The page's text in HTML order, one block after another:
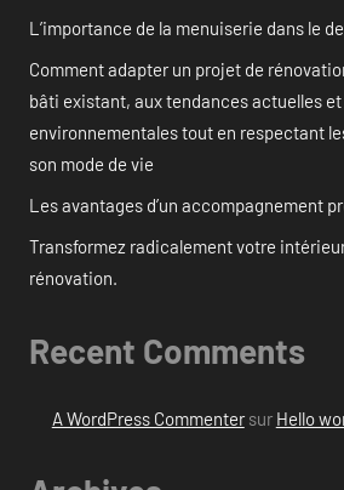
L’importance de la menuiserie dans le
Comment adapter un projet de
bâti existant, aux tendances actuelles
environnementales tout en respectant
son mode de vie
Les avantages d’un accompagnement
Transformez radicalement votre
rénovation.
Recent Comments
A WordPress Commentersur Hello